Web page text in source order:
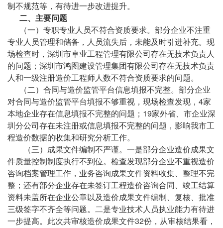
制不规范等，有待进一步改进提升。
二、主要问题
（一）专职专业人员不符合资质要求。部分企业不注重
专业人员管理和储备，人员流失后，未能及时引进补充。现
场检查时，深圳市卓业工程管理有限公司存在无技术负责人
的问题；深圳市鸿图建设管理集团有限公司存在无技术负责
人和一级注册造价工程师人数不符合资质要求的问题。
（二）合同与造价监管平台信息填报不完整。部分企业
对合同与造价监管平台填报不够重视，现场检查发现，4家
本地企业存在信息填报不完整的问题；19家外省、市企业深
圳分公司存在未注册或信息填报不完整的问题，影响我市工
程造价数据的收集和研究分析工作。
（三）成果文件编制不严谨。一是部分企业造价成果文
件质量控制制度执行不到位。检查发现部分企业不重视造价
咨询档案管理工作，业务咨询成果文件资料收集、整理不完
整；还有部分企业存在未签订工程造价咨询合同、竣工结算
资料未盖所在企业公章以及造价成果文件编制、复核、批准
三级签字不齐全等问题。二是专业技术人员执业能力有待进
一步提高。此次共审核造价成果文件32份，从审核结果看，